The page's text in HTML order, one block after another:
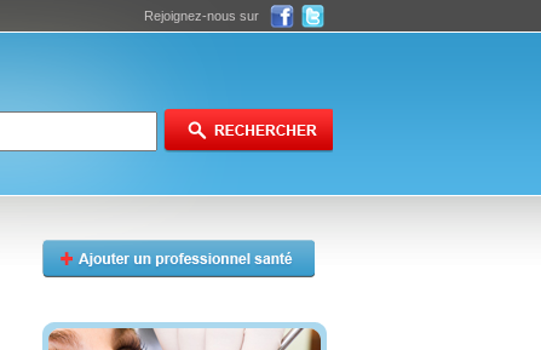
Rejoignez-nous sur